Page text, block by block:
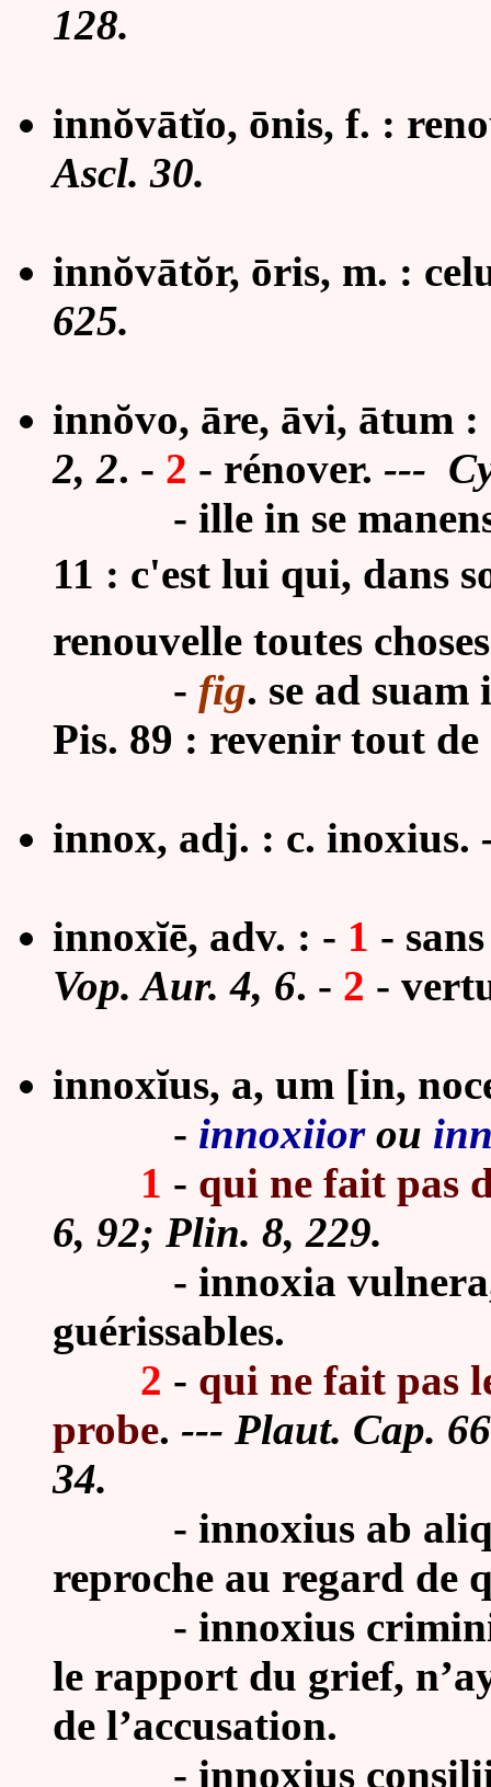
128.
innŏvātĭo, ōnis, f. :
Ascl. 30.
innŏvātŏr, ōris, m. :
625.
innŏvo, āre, āvi, ātum :
2, 2. - 2 - rénover. ---
- ille in se
11 : c'est lui qui, dans
renouvelle toutes
- fig. se ad
Pis. 89 : revenir tout
innox, adj. : c. inoxius.
innoxĭē, adv. : - 1 -
Vop. Aur. 4, 6. - 2 -
innoxĭus, a, um [in,
- innoxiiorou
1 - qui ne fait pas
6, 92; Plin. 8, 229.
- innoxia vulnera,
guérissables.
2 - qui ne fait pas
probe. --- Plaut. Cap.
34.
- innoxius ab
reproche au regard de
- innoxius
le rapport du grief,
de l’accusation.
- innoxius